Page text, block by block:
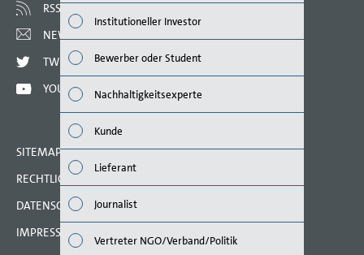
RSS
NEWSLETTER
TWITTER
YOUTUBE
SITEMAP
RECHTLICHE HINWEISE
DATENSCHUTZERKLÄRUNG
IMPRESSUM
Institutioneller Investor
Bewerber oder Student
Nachhaltigkeitsexperte
Kunde
Lieferant
Journalist
Vertreter NGO/Verband/Politik